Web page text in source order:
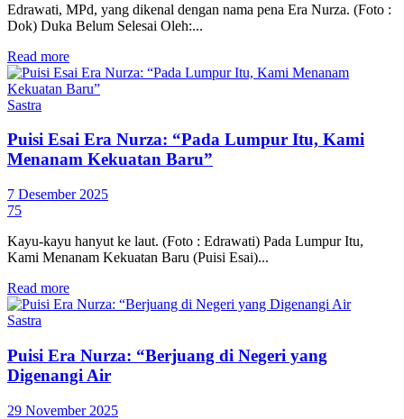
Edrawati, MPd, yang dikenal dengan nama pena Era Nurza. (Foto :
Dok) Duka Belum Selesai Oleh:...
Read more
Sastra
Puisi Esai Era Nurza: “Pada Lumpur Itu, Kami
Menanam Kekuatan Baru”
7 Desember 2025
75
Kayu-kayu hanyut ke laut. (Foto : Edrawati) Pada Lumpur Itu,
Kami Menanam Kekuatan Baru (Puisi Esai)...
Read more
Sastra
Puisi Era Nurza: “Berjuang di Negeri yang
Digenangi Air
29 November 2025